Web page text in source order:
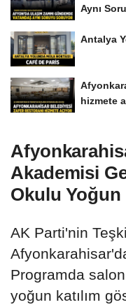
Aynı
Antalya
hizmete
Akademisi
Okulu
AK Parti'nin
Programda
yoğun katılım